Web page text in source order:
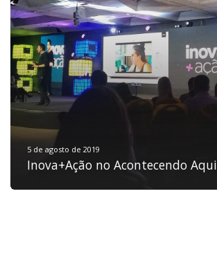
JOBS
TECH
BLOG
DEPOIMENTOS
CONTATO
5 de agosto de 2019
Inova+Ação no Acontecendo Aqui